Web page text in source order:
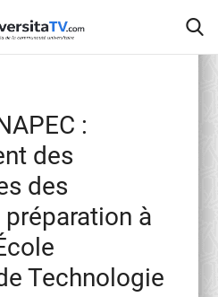
:
des
des
à
Technologie